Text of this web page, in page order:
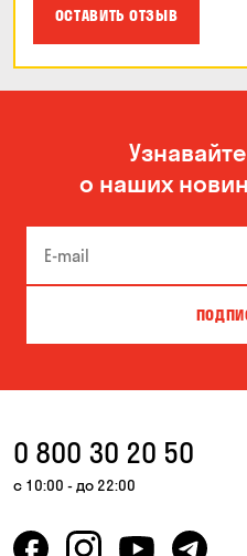
ОСТАВИТЬ ОТЗЫВ
о наших
0 800 30 20 50
с 10:00 - до 22:00